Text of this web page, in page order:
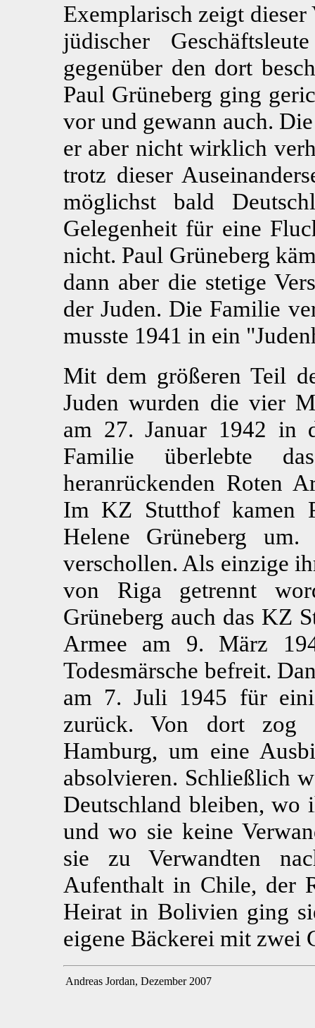
Exemplarisch zeigt
jüdischer
gegenüber den dort
Paul Grüneberg ging
vor und gewann auch.
er aber nicht wirklich
trotz dieser
möglichst bald
Gelegenheit für eine
nicht. Paul Grüneberg
dann aber die stetige
der Juden. Die Familie
musste 1941 in ein
Mit dem größeren Teil
Juden wurden die vier
am 27. Januar 1942 in
Familie überlebte
heranrückenden Roten
Im KZ Stutthof kamen
Helene Grüneberg
verschollen. Als einzige
von Riga getrennt
Grüneberg auch das KZ
Armee am 9. März
Todesmärsche befreit.
am 7. Juli 1945 für
zurück. Von dort zog
Hamburg, um eine
absolvieren. Schließlich
Deutschland bleiben,
und wo sie keine
sie zu Verwandten
Aufenthalt in Chile, der
Heirat in Bolivien ging
eigene Bäckerei mit zwei
Andreas Jordan, Dezember 2007